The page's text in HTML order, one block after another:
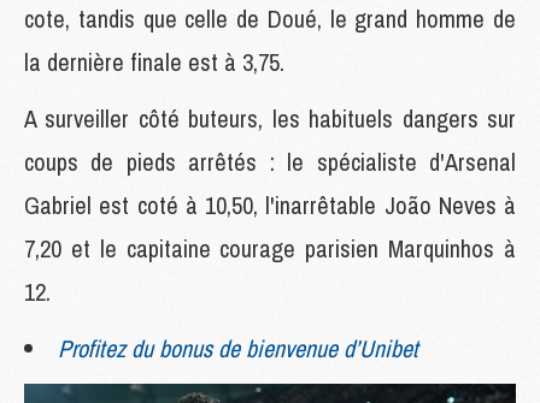
cote, tandis que celle de Doué, le grand homme de
la dernière finale est à 3,75.
A surveiller côté buteurs, les habituels dangers sur
coups de pieds arrêtés : le spécialiste d'Arsenal
Gabriel est coté à 10,50, l'inarrêtable João Neves à
7,20 et le capitaine courage parisien Marquinhos à
12.
Profitez du bonus de bienvenue d’Unibet